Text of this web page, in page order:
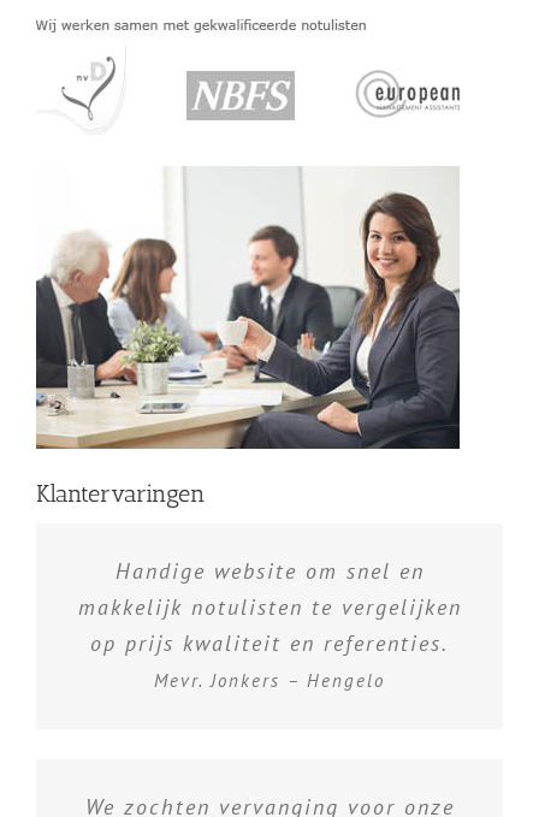
Klantervaringen
Handige website om snel en
makkelijk notulisten te vergelijken
op prijs kwaliteit en referenties.
Mevr. Jonkers – Hengelo
We zochten vervanging voor onze